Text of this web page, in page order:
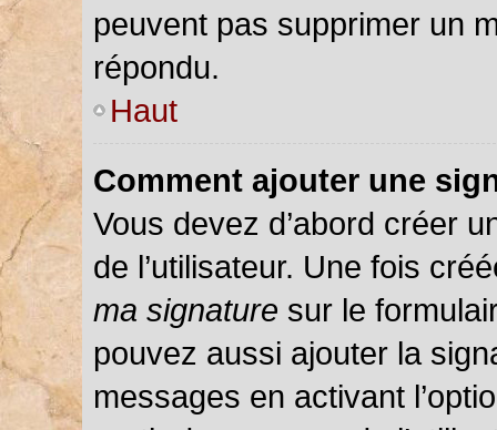
peuvent pas supprimer un
répondu.
Haut
Comment ajouter une
Vous devez d’abord créer
de l’utilisateur. Une fois
ma signature sur le
pouvez aussi ajouter la
messages en activant